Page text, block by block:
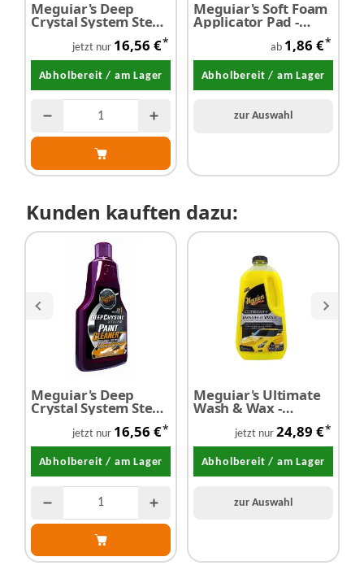
Meguiar's Deep
Crystal System Step1
- Lackreiniger 473 ml
jetzt nur 16,56 €*
Abholbereit / am Lager
Meguiar's Soft Foam
Applicator Pad -
Applikator
ab 1,86 €*
Abholbereit / am Lager
zur Auswahl
Kunden kauften dazu:
Meguiar's Deep
Crystal System Step1
- Lackreiniger 473 ml
jetzt nur 16,56 €*
Abholbereit / am Lager
Meguiar's Ultimate
Wash & Wax -
jetzt nur 24,89 €*
Abholbereit / am Lager
zur Auswahl